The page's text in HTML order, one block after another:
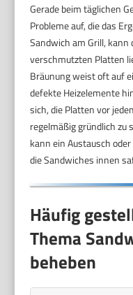
Gerade beim täglichen
Probleme auf, die das
Sandwich am Grill, kann
verschmutzten Platten
Bräunung weist oft auf
defekte Heizelemente
sich, die Platten vor
regelmäßig gründlich zu
kann ein Austausch
die Sandwiches innen
Häufig
Thema
beheben